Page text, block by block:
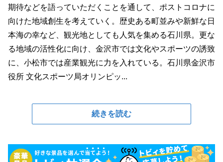
期待などを語っていただくことを通して、ポストコロナに
向けた地域創生を考えていく。歴史ある町並みや新鮮な日
本海の幸など、観光地としても人気を集める石川県。更な
る地域の活性化に向け、金沢市では文化やスポーツの誘致
に、小松市では産業観光に力を入れている。石川県金沢市
役所 文化スポーツ局オリンピッ...
続きを読む